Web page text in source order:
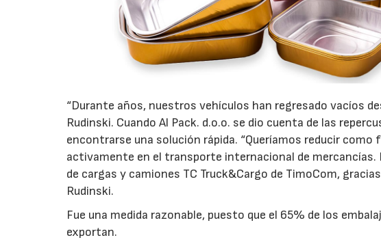
“Durante años, nuestros vehículos han regresado vacíos
Rudinski. Cuando Al Pack. d.o.o. se dio cuenta de las
encontrarse una solución rápida. “Queríamos reducir
activamente en el transporte internacional de mercancías.
de cargas y camiones TC Truck&Cargo de TimoCom,
Rudinski.
Fue una medida razonable, puesto que el 65% de los
exportan.